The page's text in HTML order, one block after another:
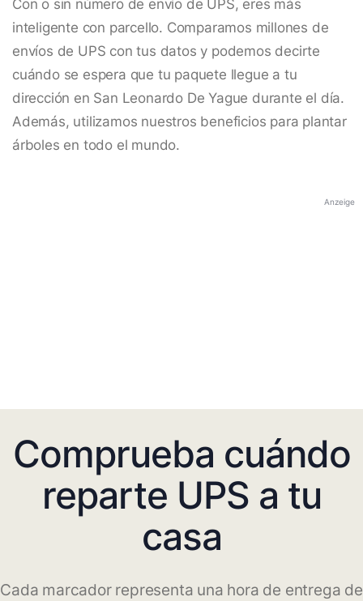
Con o sin número de envío de UPS, eres más
inteligente con parcello. Comparamos millones de
envíos de UPS con tus datos y podemos decirte
cuándo se espera que tu paquete llegue a tu
dirección en San Leonardo De Yague durante el día.
Además, utilizamos nuestros beneficios para plantar
árboles en todo el mundo.
Anzeige
Comprueba cuándo
reparte UPS a tu
casa
Cada marcador representa una hora de entrega de